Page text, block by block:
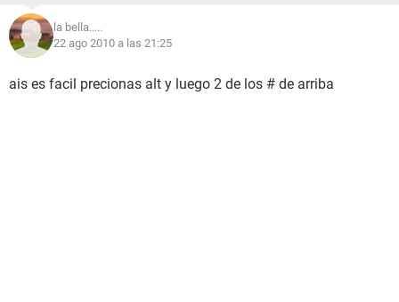
la bella.....
22 ago 2010 a las 21:25
ais es facil precionas alt y luego 2 de los # de arriba